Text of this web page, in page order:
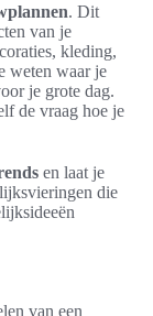
. Dit
van je
kleding,
weten waar je
je grote dag.
de vraag hoe je
en laat je
die
van een